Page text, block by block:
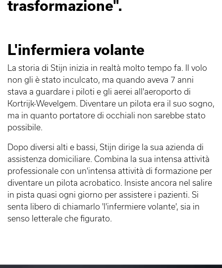
trasformazione".
L'infermiera volante
La storia di Stijn inizia in realtà molto tempo fa. Il volo
non gli è stato inculcato, ma quando aveva 7 anni
stava a guardare i piloti e gli aerei all'aeroporto di
Kortrijk-Wevelgem. Diventare un pilota era il suo sogno,
ma in quanto portatore di occhiali non sarebbe stato
possibile.
Dopo diversi alti e bassi, Stijn dirige la sua azienda di
assistenza domiciliare. Combina la sua intensa attività
professionale con un'intensa attività di formazione per
diventare un pilota acrobatico. Insiste ancora nel salire
in pista quasi ogni giorno per assistere i pazienti. Si
senta libero di chiamarlo 'l'infermiere volante', sia in
senso letterale che figurato.